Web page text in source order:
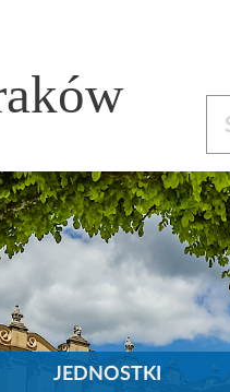
JEDNOSTKI